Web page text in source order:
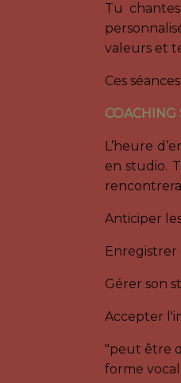
Tu
valeurs et
Ces
L’heure
en studio.
Anticiper
Gérer son
Accepter
"peut être
forme vocal